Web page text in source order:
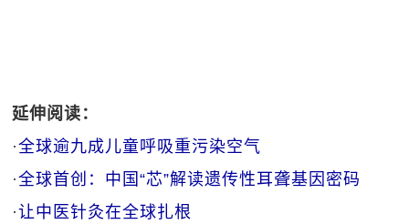
延伸阅读：
·全球逾九成儿童呼吸重污染空气
·全球首创：中国“芯”解读遗传性耳聋基因密码
·让中医针灸在全球扎根